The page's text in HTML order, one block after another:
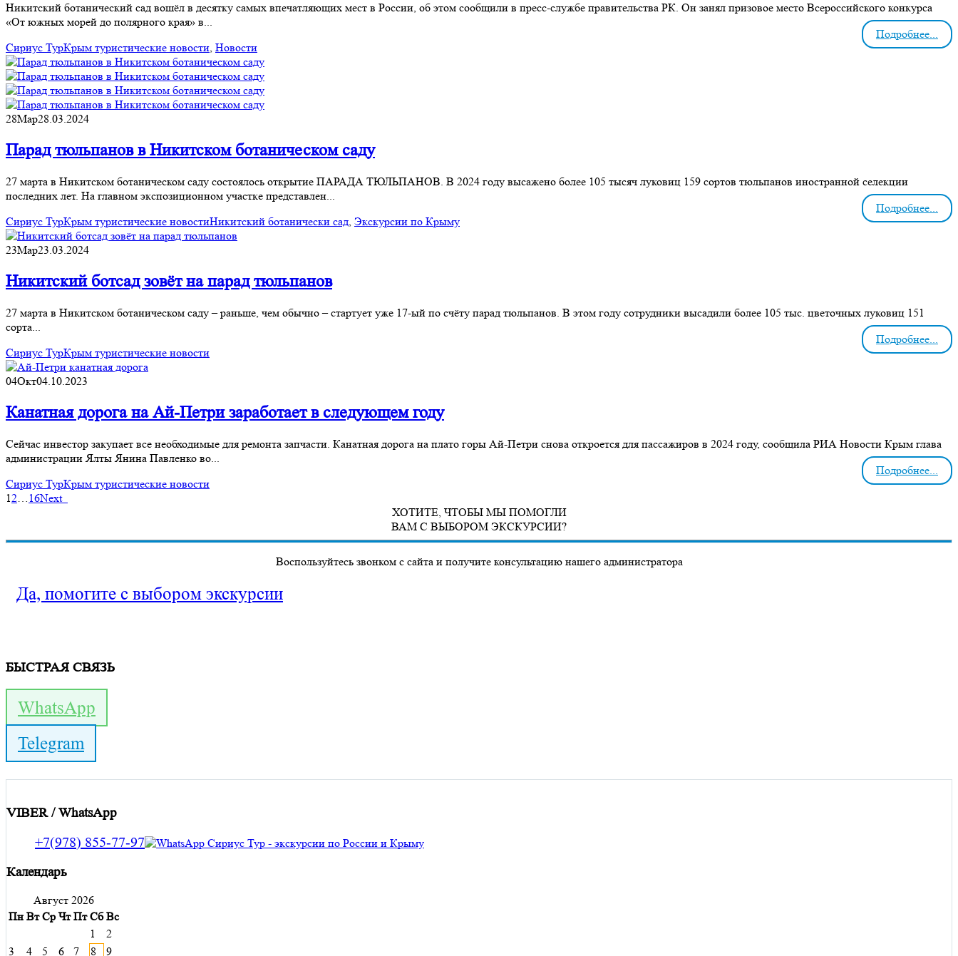
Никитский ботанический сад вошёл в десятку самых впечатляющих мест в России, об этом сообщили в пресс-службе правительства РК. Он занял призовое место Всероссийского конкурса
«От южных морей до полярного края» в...
Сириус ТурКрым туристические новости, Новости
Подробнее...
28Мар28.03.2024
Парад тюльпанов в Никитском ботаническом саду
27 марта в Никитском ботаническом саду состоялось открытие ПАРАДА ТЮЛЬПАНОВ. В 2024 году высажено более 105 тысяч луковиц 159 сортов тюльпанов иностранной селекции
последних лет. На главном экспозиционном участке представлен...
Сириус ТурКрым туристические новостиНикитский ботанически сад, Экскурсии по Крыму
Подробнее...
23Мар23.03.2024
Никитский ботсад зовёт на парад тюльпанов
27 марта в Никитском ботаническом саду – раньше, чем обычно – стартует уже 17-ый по счёту парад тюльпанов. В этом году сотрудники высадили более 105 тыс. цветочных луковиц 151
сорта...
Сириус ТурКрым туристические новости
Подробнее...
04Окт04.10.2023
Канатная дорога на Ай-Петри заработает в следующем году
Сейчас инвестор закупает все необходимые для ремонта запчасти. Канатная дорога на плато горы Ай-Петри снова откроется для пассажиров в 2024 году, сообщила РИА Новости Крым глава
администрации Ялты Янина Павленко во...
Сириус ТурКрым туристические новости
Подробнее...
12 16Next
ХОТИТЕ, ЧТОБЫ МЫ ПОМОГЛИ
ВАМ С ВЫБОРОМ ЭКСКУРСИИ?
Воспользуйтесь звонком с сайта и получите консультацию нашего администратора
Да, помогите с выбором экскурсии
БЫСТРАЯ СВЯЗЬ
WhatsApp
Telegram
VIBER / WhatsApp
+7(978) 855-77-97
Календарь
Август 2026
Пн Вт Ср Чт Пт Сб Вс
1
2
3
4 5 6 7 8 9